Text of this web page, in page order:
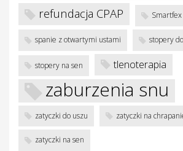
refundacja CPAP Smartfex
spanie z otwartymi ustami stopery
stopery na sen tlenoterapia
zaburzenia snu
zatyczki do uszu zatyczki na
zatyczki na sen